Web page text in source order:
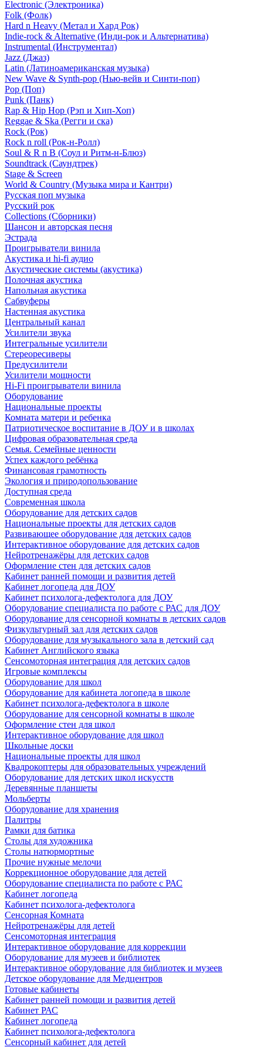
Electronic (Электроника)
Folk (Фолк)
Hard n Heavy (Метал и Хард Рок)
Indie-rock & Alternative (Инди-рок и Альтернатива)
Instrumental (Инструментал)
Jazz (Джаз)
Latin (Латиноамериканская музыка)
New Wave & Synth-pop (Нью-вейв и Синти-поп)
Pop (Поп)
Punk (Панк)
Rap & Hip Hop (Рэп и Хип-Хоп)
Reggae & Ska (Регги и ска)
Rock (Рок)
Rock n roll (Рок-н-Ролл)
Soul & R n B (Соул и Ритм-н-Блюз)
Soundtrack (Саундтрек)
Stage & Screen
World & Country (Музыка мира и Кантри)
Русская поп музыка
Русский рок
Сollections (Сборники)
Шансон и авторская песня
Эстрада
Проигрыватели винила
Акустика и hi-fi аудио
Акустические системы (акустика)
Полочная акустика
Напольная акустика
Сабвуферы
Настенная акустика
Центральный канал
Усилители звука
Интегральные усилители
Стереоресиверы
Предусилители
Усилители мощности
Hi-Fi проигрыватели винила
Оборудование
Национальные проекты
Комната матери и ребенка
Патриотическое воспитание в ДОУ и в школах
Цифровая образовательная среда
Семья. Семейные ценности
Успех каждого ребёнка
Финансовая грамотность
Экология и природопользование
Доступная среда
Современная школа
Оборудование для детских садов
Национальные проекты для детских садов
Развивающее оборудование для детских садов
Интерактивное оборудование для детских садов
Нейротренажёры для детских садов
Оформление стен для детских садов
Кабинет ранней помощи и развития детей
Кабинет логопеда для ДОУ
Кабинет психолога-дефектолога для ДОУ
Оборудование специалиста по работе с РАС для ДОУ
Оборудование для сенсорной комнаты в детских садов
Физкультурный зал для детских садов
Оборудование для музыкального зала в детский сад
Кабинет Английского языка
Сенсомоторная интеграция для детских садов
Игровые комплексы
Оборудование для школ
Оборудование для кабинета логопеда в школе
Кабинет психолога-дефектолога в школе
Оборудование для сенсорной комнаты в школе
Оформление стен для школ
Интерактивное оборудование для школ
Школьные доски
Национальные проекты для школ
Квадрокоптеры для образовательных учреждений
Оборудование для детских школ искусств
Деревянные планшеты
Мольберты
Оборудование для хранения
Палитры
Рамки для батика
Столы для художника
Столы натюрмортные
Прочие нужные мелочи
Коррекционное оборудование для детей
Оборудование специалиста по работе с РАС
Кабинет логопеда
Кабинет психолога-дефектолога
Сенсорная Комната
Нейротренажёры для детей
Сенсомоторная интеграция
Интерактивное оборудование для коррекции
Оборудование для музеев и библиотек
Интерактивное оборудование для библиотек и музеев
Детское оборудование для Медцентров
Готовые кабинеты
Кабинет ранней помощи и развития детей
Кабинет РАС
Кабинет логопеда
Кабинет психолога-дефектолога
Сенсорный кабинет для детей